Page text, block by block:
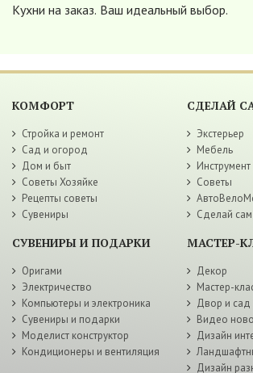
Кухни на заказ. Ваш идеальный выбор.
КОМФОРТ
Стройка и ремонт
Сад и огород
Дом и быт
Советы Хозяйке
Рецепты советы
Сувениры
СДЕЛАЙ
Экстерьер
Мебель
Инструмент
Советы
Сделай
СУВЕНИРЫ И ПОДАРКИ
Оригами
Электричество
Компьютеры и электроника
Сувениры и подарки
Моделист конструктор
Кондиционеры и вентиляция
МАСТЕР-
Декор
Мастер-
Двор и сад
Видео
Дизайн
Дизайн